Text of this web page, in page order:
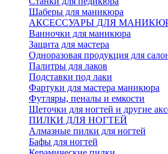
Шаберы для маникюра
АКСЕССУАРЫ ДЛЯ
Ванночки для маникюра
Защита для мастера
Одноразовая продукция для
Палитры для лаков
Подставки под лаки
Фартуки для мастера маникюра
Футляры, пеналы и емкости
Щеточки для ногтей и другие
ПИЛКИ ДЛЯ НОГТЕЙ
Алмазные пилки для ногтей
Бафы для ногтей